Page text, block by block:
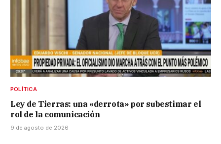
POLÍTICA
Ley de Tierras: una «derrota» por subestimar el
rol de la comunicación
9 de agosto de 2026